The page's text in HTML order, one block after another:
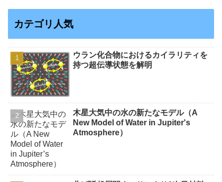
カテゴリ人気
ウラン化合物におけるカイラリティを
持つ超伝導状態を解明
木星大気中の水の新たなモデル（A
New Model of Water in Jupiter's
Atmosphere）